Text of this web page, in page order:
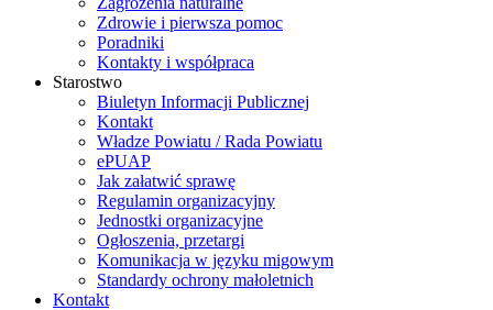
Zdrowie i pierwsza pomoc
Poradniki
Kontakty i współpraca
Starostwo
Biuletyn Informacji Publicznej
Kontakt
Władze Powiatu / Rada Powiatu
ePUAP
Jak załatwić sprawę
Regulamin organizacyjny
Jednostki organizacyjne
Ogłoszenia, przetargi
Komunikacja w języku migowym
Standardy ochrony małoletnich
Kontakt